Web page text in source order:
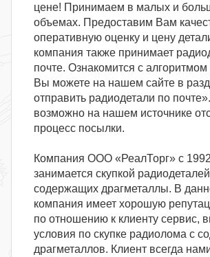
цене! Принимаем в малых и
объемах. Предоставим Вам
оперативную оценку и цену
компания также принимает
почте. Ознакомится с алгоритмом
Вы можете на нашем сайте в
отправить радиодетали по
возможно на нашем источнике
процесс посылки.
Компания ООО «РеалТорг» с
занимается скупкой радиодеталей
содержащих драгметаллы. В
компания имеет хорошую
по отношению к клиенту сервис,
условия по скупке радиолома с
драгметаллов. Клиент всегда